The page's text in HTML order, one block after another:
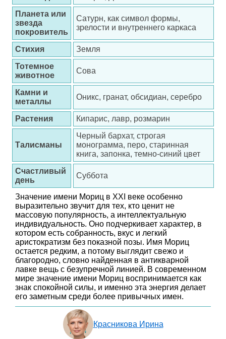
Планета или
звезда
покровитель
Сатурн, как символ формы,
зрелости и внутреннего каркаса
Стихия
Земля
Тотемное
животное
Сова
Камни и
металлы
Оникс, гранат, обсидиан, серебро
Растения Кипарис, лавр, розмарин
Талисманы
Черный бархат, строгая
монограмма, перо, старинная
книга, запонка, темно-синий цвет
Счастливый
день
Суббота
Значение имени Мориц в XXI веке особенно
выразительно звучит для тех, кто ценит не
массовую популярность, а интеллектуальную
индивидуальность. Оно подчеркивает характер, в
котором есть собранность, вкус и легкий
аристократизм без показной позы. Имя Мориц
остается редким, а потому выглядит свежо и
благородно, словно найденная в антикварной
лавке вещь с безупречной линией. В современном
мире значение имени Мориц воспринимается как
знак спокойной силы, и именно эта энергия делает
его заметным среди более привычных имен.
Красникова Ирина